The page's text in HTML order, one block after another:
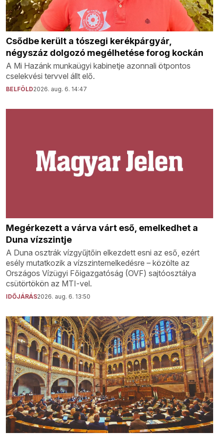
Csődbe került a tószegi kerékpárgyár,
négyszáz dolgozó megélhetése forog kockán
A Mi Hazánk munkaügyi kabinetje azonnali ötpontos
cselekvési tervvel állt elő.
BELFÖLD2026. aug. 6. 14:47
Megérkezett a várva várt eső, emelkedhet a
Duna vízszintje
A Duna osztrák vízgyűjtőin elkezdett esni az eső, ezért
esély mutatkozik a vízszintemelkedésre – közölte az
Országos Vízügyi Főigazgatóság (OVF) sajtóosztálya
csütörtökön az MTI-vel.
IDŐJÁRÁS2026. aug. 6. 13:50